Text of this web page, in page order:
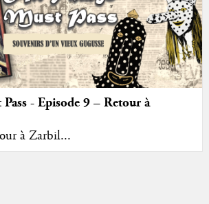
- Episode 9 – Retour à
à Zarbil...